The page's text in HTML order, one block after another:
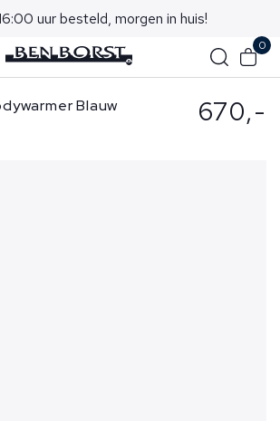
uur besteld, morgen in huis!
0
Blauw 670,-